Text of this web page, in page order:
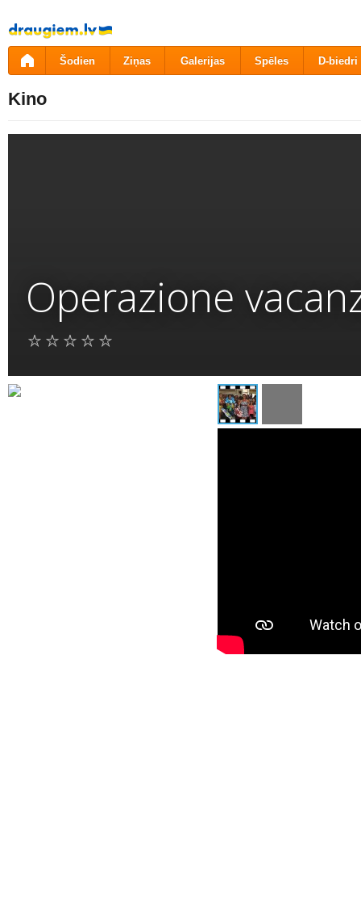
Pāriet
uz
saturu
Šodien Ziņas Galerijas Spēles D-biedri
Kino
Operazione